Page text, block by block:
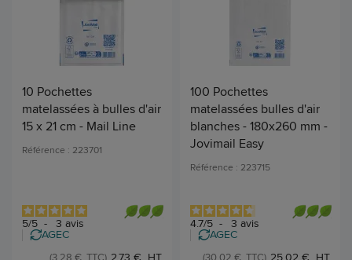
10 Pochettes
matelassées à bulles d'air
15 x 21 cm - Mail Line
Référence : 223701
5/5 - 3 avis
AGEC
(3,28 € TTC)
100 Pochettes
matelassées bulles d'air
blanches - 180x260 mm -
Jovimail Easy
Référence : 223715
4.7/5 - 3 avis
AGEC
(30,02 € TTC)